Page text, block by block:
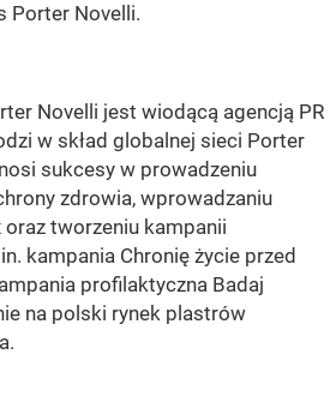
Porter Novelli.
Novelli jest wiodącą agencją PR
w skład globalnej sieci Porter
sukcesy w prowadzeniu
zdrowia, wprowadzaniu
oraz tworzeniu kampanii
kampania Chronię życie przed
profilaktyczna Badaj
na polski rynek plastrów